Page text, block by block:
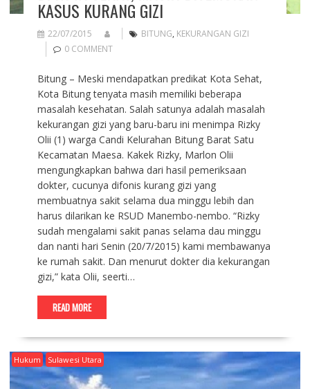
KASUS KURANG GIZI
22/07/2015 BITUNG, KEKURANGAN GIZI
0 COMMENT
Bitung – Meski mendapatkan predikat Kota Sehat,
Kota Bitung tenyata masih memiliki beberapa
masalah kesehatan. Salah satunya adalah masalah
kekurangan gizi yang baru-baru ini menimpa Rizky
Olii (1) warga Candi Kelurahan Bitung Barat Satu
Kecamatan Maesa. Kakek Rizky, Marlon Olii
mengungkapkan bahwa dari hasil pemeriksaan
dokter, cucunya difonis kurang gizi yang
membuatnya sakit selama dua minggu lebih dan
harus dilarikan ke RSUD Manembo-nembo. “Rizky
sudah mengalami sakit panas selama dau minggu
dan nanti hari Senin (20/7/2015) kami membawanya
ke rumah sakit. Dan menurut dokter dia kekurangan
gizi,” kata Olii, seerti…
READ MORE
Hukum Sulawesi Utara